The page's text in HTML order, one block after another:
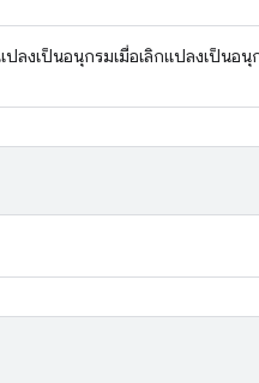
ลงเป็นอนุกรมเมื่อเลิกแปลงเป็นอนุ